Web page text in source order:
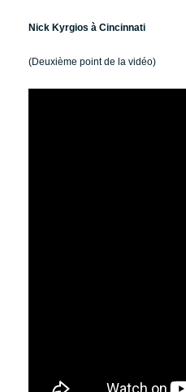
Nick Kyrgios à Cincinnati
(Deuxième point de la vidéo)